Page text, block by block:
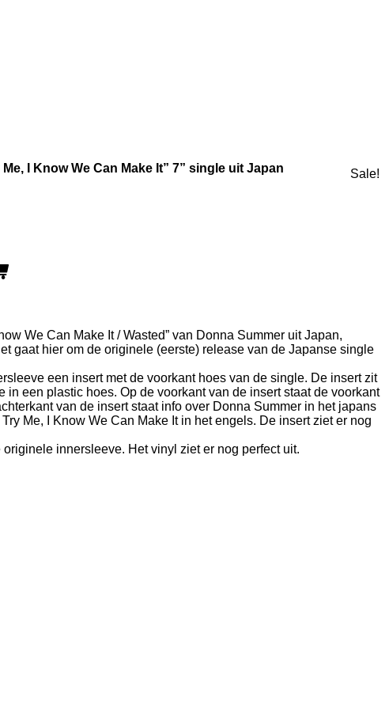
I Know We Can Make It” 7” single uit Japan Sale!
We Can Make It / Wasted” van Donna Summer uit Japan,
gaat hier om de originele (eerste) release van de Japanse single
een insert met de voorkant hoes van de single. De insert zit
in een plastic hoes. Op de voorkant van de insert staat de voorkant
van de insert staat info over Donna Summer in het japans
Me, I Know We Can Make It in het engels. De insert ziet er nog
innersleeve. Het vinyl ziet er nog perfect uit.